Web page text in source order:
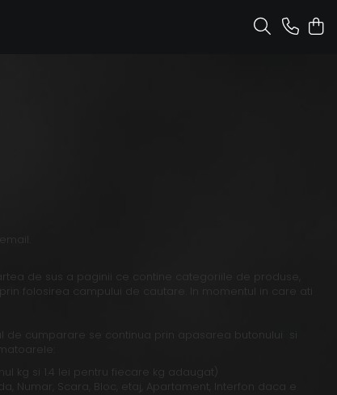
de sus a paginii ce contine categoriile de produse,
folosirea campului de cautare. In momentul in care ati
cumparare se continua prin apasarea butonului si
kg si 1.4 lei pentru fiecare kg adaugat)
Numar, Scara, Bloc, etaj, Apartament, Interfon daca e